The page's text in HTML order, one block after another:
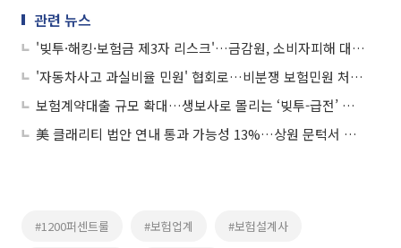
관련 뉴스
'빚투·해킹·보험금 제3자 리스크'…금감원, 소비자피해 대응 방안 논의
'자동차사고 과실비율 민원' 협회로…비분쟁 보험민원 처리 단계적 확대
보험계약대출 규모 확대…생보사로 몰리는 ‘빚투-급전’ 수요
美 클래리티 법안 연내 통과 가능성 13%…상원 문턱서 제동
#1200퍼센트룰 #보험업계 #보험설계사